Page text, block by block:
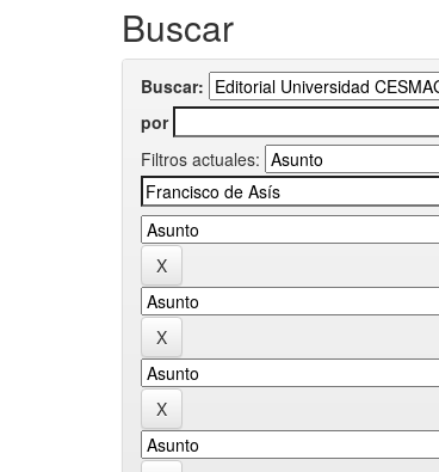
Buscar
Buscar:
por
Filtros actuales: